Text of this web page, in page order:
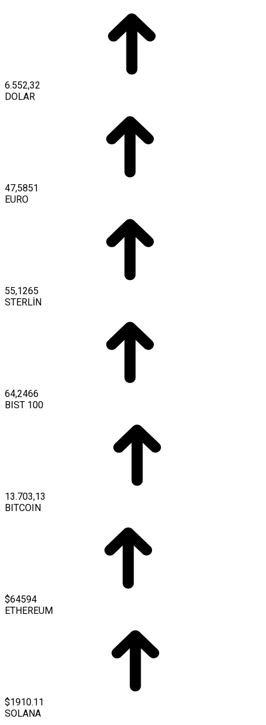
6.552,32
DOLAR
47,5851
EURO
55,1265
STERLİN
64,2466
BIST 100
13.703,13
BITCOIN
$64594
ETHEREUM
$1910.11
SOLANA